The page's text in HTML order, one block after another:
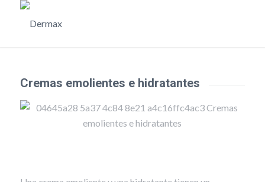
Cremas emolientes e hidratantes